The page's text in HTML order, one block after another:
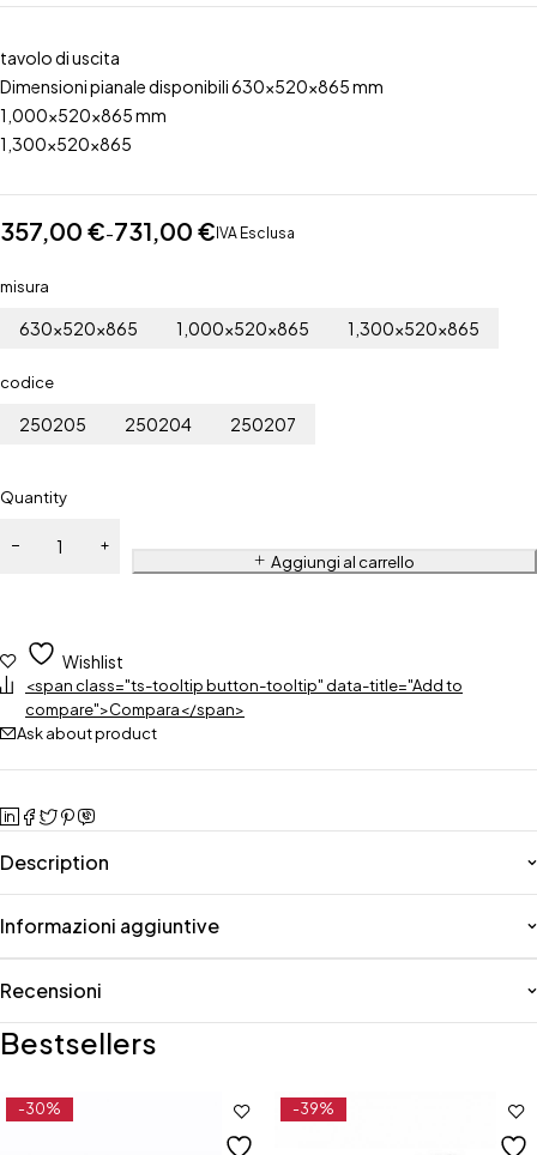
tavolo di uscita
Dimensioni pianale disponibili 630x520x865 mm
1,000x520x865 mm
1,300x520x865
357,00 €-731,00 € IVA Esclusa
misura
630x520x865 1,000x520x865 1,300x520x865
codice
250205 250204 250207
Quantity
Aggiungi al carrello
Wishlist
<span class="ts-tooltip button-tooltip" data-title="Add to
compare">Compara</span>
Ask about product
Description
Informazioni aggiuntive
Recensioni
Bestsellers
-30% -39%